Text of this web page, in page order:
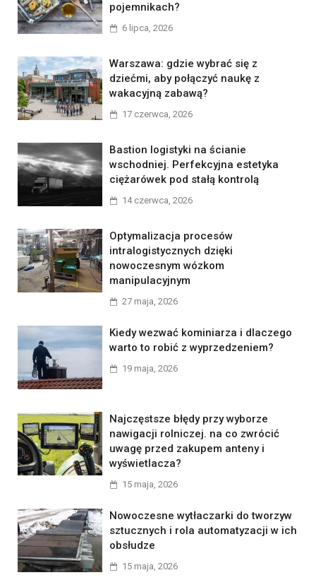
pojemnikach?
6 lipca, 2026
Warszawa: gdzie wybrać się z
dziećmi, aby połączyć naukę z
wakacyjną zabawą?
17 czerwca, 2026
Bastion logistyki na ścianie
wschodniej. Perfekcyjna estetyka
ciężarówek pod stałą kontrolą
14 czerwca, 2026
Optymalizacja procesów
intralogistycznych dzięki
nowoczesnym wózkom
manipulacyjnym
27 maja, 2026
Kiedy wezwać kominiarza i dlaczego
warto to robić z wyprzedzeniem?
19 maja, 2026
Najczęstsze błędy przy wyborze
nawigacji rolniczej. na co zwrócić
uwagę przed zakupem anteny i
wyświetlacza?
15 maja, 2026
Nowoczesne wytłaczarki do tworzyw
sztucznych i rola automatyzacji w ich
obsłudze
15 maja, 2026